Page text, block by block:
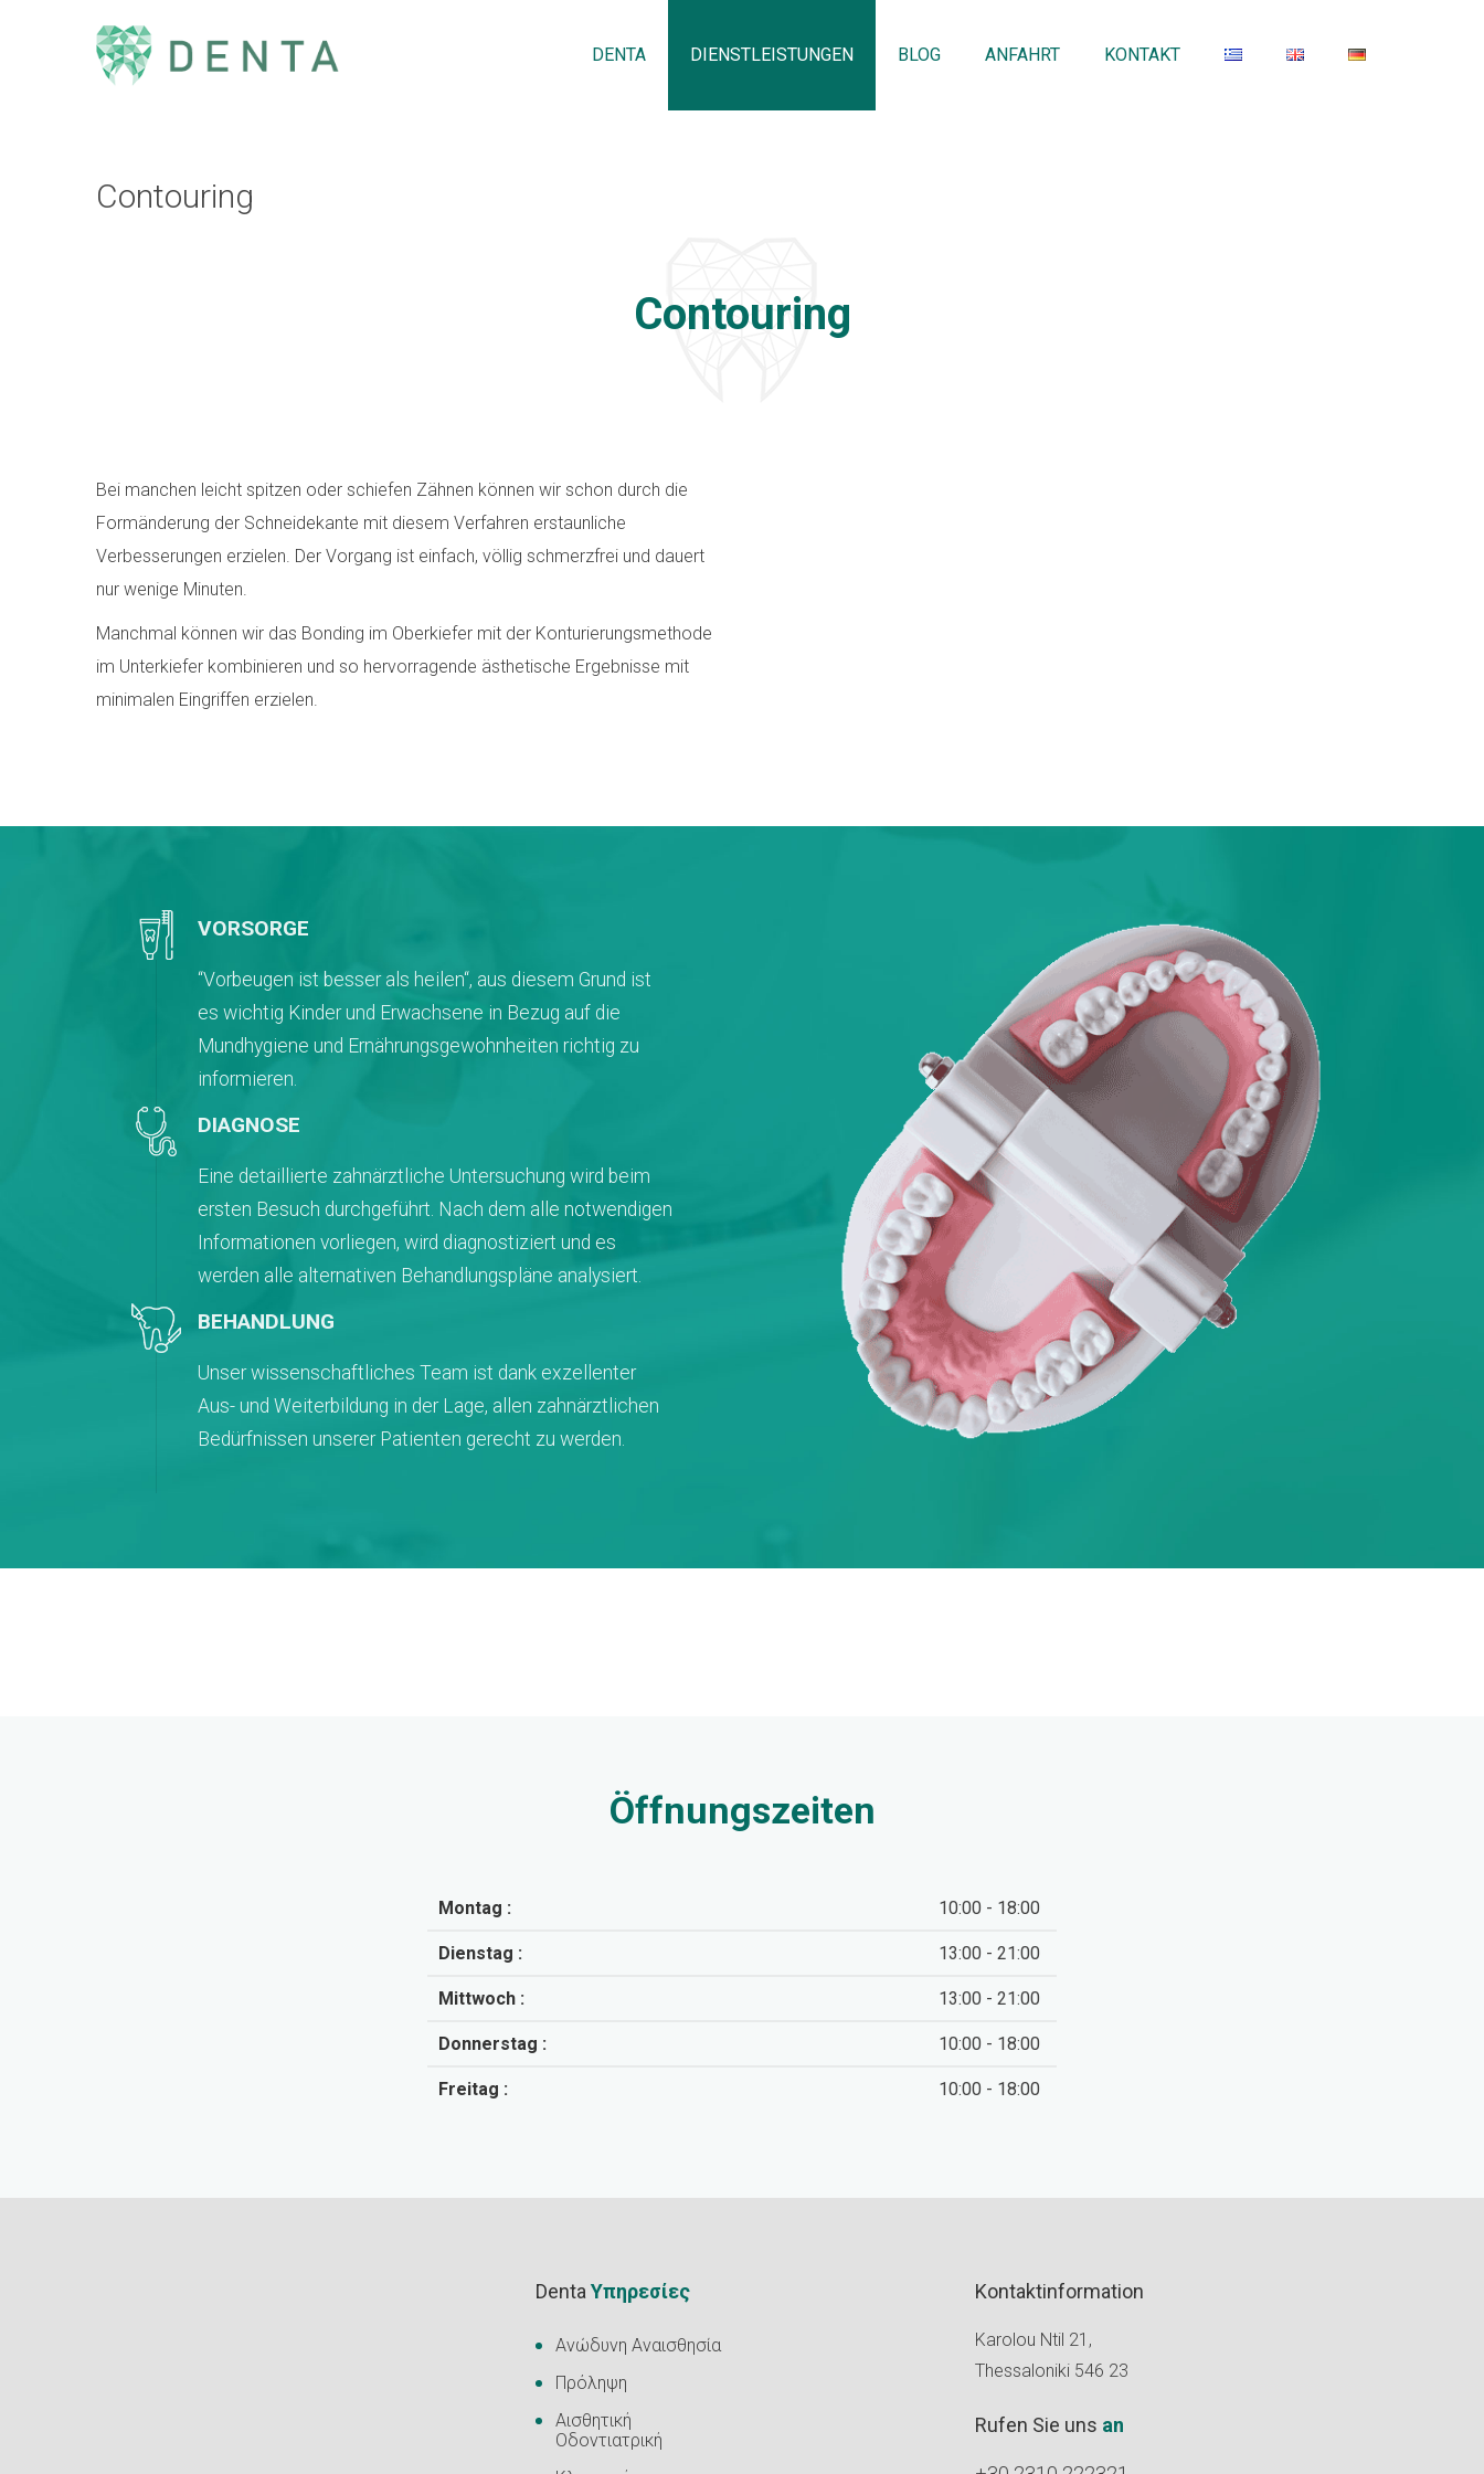
DENTA DIENSTLEISTUNGEN BLOG ANFAHRT ΚΟΝΤΑΚΤ
Contouring
Contouring
Bei manchen leicht spitzen oder schiefen Zähnen können wir schon durch die
Formänderung der Schneidekante mit diesem Verfahren erstaunliche
Verbesserungen erzielen. Der Vorgang ist einfach, völlig schmerzfrei und dauert
nur wenige Minuten.
Manchmal können wir das Bonding im Oberkiefer mit der Konturierungsmethode
im Unterkiefer kombinieren und so hervorragende ästhetische Ergebnisse mit
minimalen Eingriffen erzielen.
VORSORGE
“Vorbeugen ist besser als heilen“, aus diesem Grund ist
es wichtig Kinder und Erwachsene in Bezug auf die
Mundhygiene und Ernährungsgewohnheiten richtig zu
informieren.
DIAGNOSE
Eine detaillierte zahnärztliche Untersuchung wird beim
ersten Besuch durchgeführt. Nach dem alle notwendigen
Informationen vorliegen, wird diagnostiziert und es
werden alle alternativen Behandlungspläne analysiert.
BEHANDLUNG
Unser wissenschaftliches Team ist dank exzellenter
Aus- und Weiterbildung in der Lage, allen zahnärztlichen
Bedürfnissen unserer Patienten gerecht zu werden.
Öffnungszeiten
Montag : 10:00 - 18:00
Dienstag : 13:00 - 21:00
Mittwoch : 13:00 - 21:00
Donnerstag : 10:00 - 18:00
Freitag : 10:00 - 18:00
Denta Υπηρεσίες
Ανώδυνη Αναισθησία
Πρόληψη
Αισθητική
Οδοντιατρική
Kontaktinformation
Karolou Ntil 21,
Thessaloniki 546 23
Rufen Sie uns an